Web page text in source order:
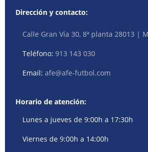
Dirección y contacto:
Calle Gran Vía 30, 8ª planta 28013 |
Teléfono:913 143 030
Email:afe@afe-futbol.com
Horario de atención:
Lunes a jueves de 9:00h a 17:30h
Viernes de 9:00h a 14:00h